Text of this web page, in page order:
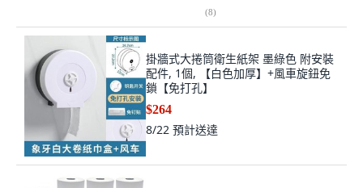
(8)
掛牆式大捲筒衛生紙架 墨綠色 附安裝
配件, 1個, 【白色加厚】+風車旋鈕免
鎖【免打孔】
$264
8/22 預計送達